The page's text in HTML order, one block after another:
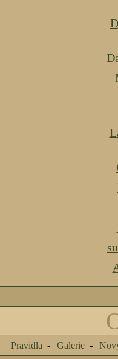
Pravidla Galerie